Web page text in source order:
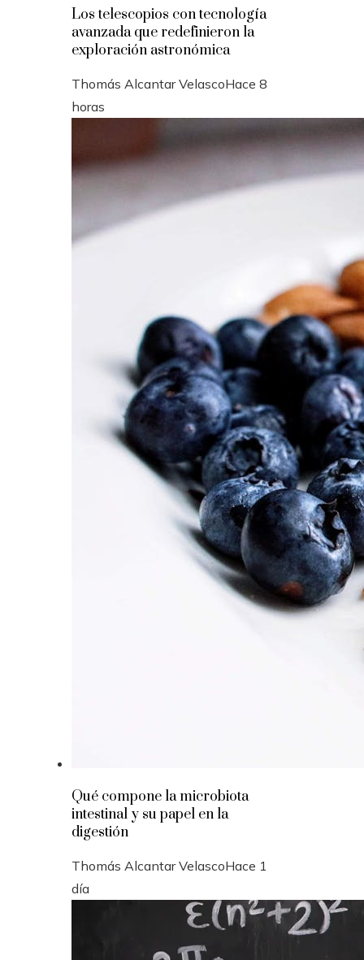
Los telescopios con tecnología
avanzada que redefinieron la
exploración astronómica
Thomás Alcantar VelascoHace 8
horas
Qué compone la microbiota
intestinal y su papel en la
digestión
Thomás Alcantar VelascoHace 1
día